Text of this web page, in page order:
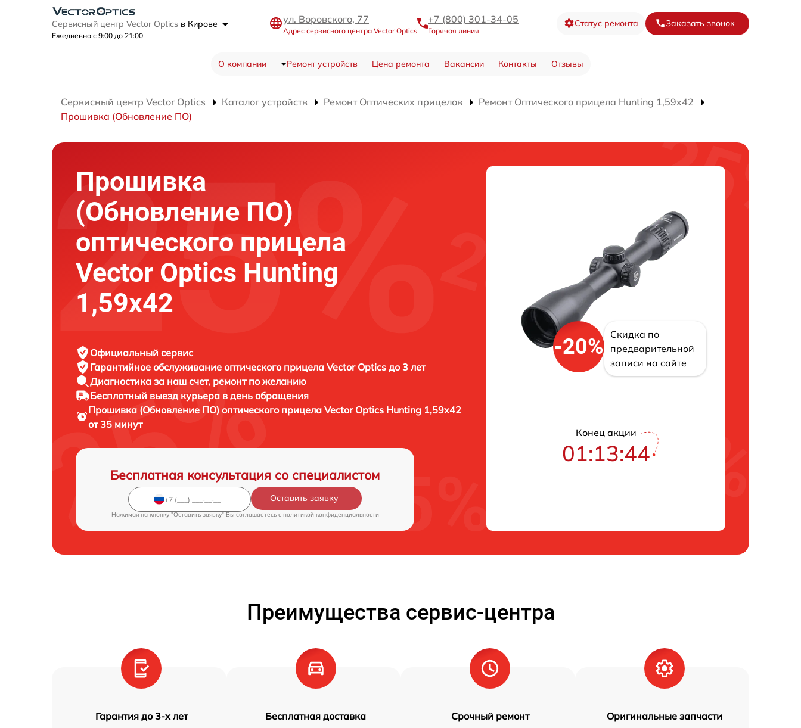
Сервисный центр Vector Optics в Кирове
Ежедневно с 9:00 до 21:00
ул. Воровского, 77
Адрес сервисного центра Vector Optics
+7 (800) 301-34-05
Горячая линия
Статус ремонта Заказать звонок
О компании Ремонт устройств Цена ремонта Вакансии Контакты Отзывы
Сервисный центр Vector Optics Каталог устройств Ремонт Оптических прицелов
Ремонт Оптического прицела Hunting 1,59x42
Прошивка (Обновление ПО)
Прошивка
(Обновление ПО)
оптического прицела
Vector Optics Hunting
1,59x42
Официальный сервис
Гарантийное обслуживание оптического прицела Vector Optics до 3 лет
Диагностика за наш счет, ремонт по желанию
Бесплатный выезд курьера в день обращения
Прошивка (Обновление ПО) оптического прицелаVector Optics Hunting 1,59x42
от 35 минут
Бесплатная консультация со специалистом
Оставить заявку
Нажимая на кнопку "Оставить заявку" Вы соглашаетесь c политикой конфиденциальности
-20%
Скидка по
предварительной
записи на сайте
Конец акции
01:13:43
Преимущества сервис-центра
Гарантия до 3-х лет Бесплатная доставка Срочный ремонт Оригинальные запчасти